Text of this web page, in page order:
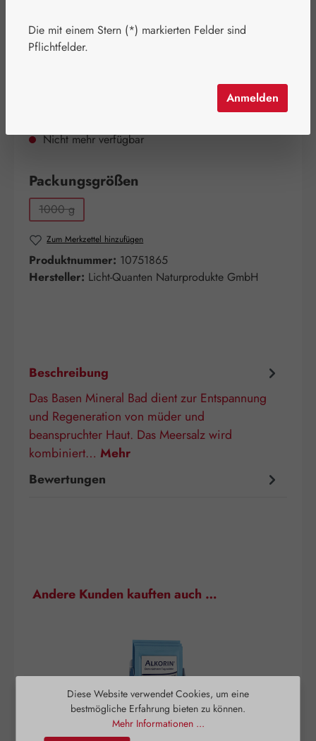
Regulärer Preis:
35,90 €
Nicht mehr verfügbar
Packungsgrößen
1000 g
(Diese Option ist zurzeit nicht verfügbar.)
Zum Merkzettel hinzufügen
Produktnummer: 10751865
Hersteller: Licht-Quanten Naturprodukte GmbH
Beschreibung
Das Basen Mineral Bad dient zur Entspannung
und Regeneration von müder und
beanspruchter Haut. Das Meersalz wird
kombiniert… Mehr
Bewertungen
Produktgalerie überspringen
Andere Kunden kauften auch …
Diese Website verwendet Cookies, um eine
bestmögliche Erfahrung bieten zu können.
Mehr Informationen ...
Die mit einem Stern (*) markierten Felder sind
Pflichtfelder.
Anmelden